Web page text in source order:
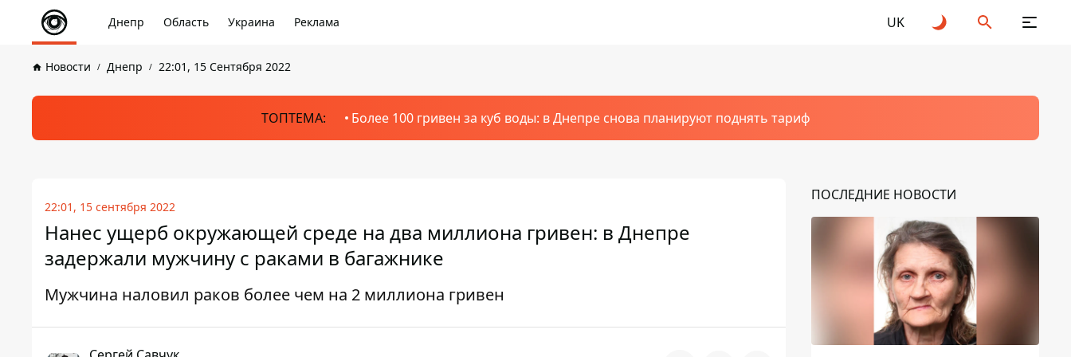
Днепр Область Украина Реклама UK
Новости Днепр 22:01, 15 Сентября 2022
ТОПТЕМА: Более 100 гривен за куб воды: в Днепре снова планируют поднять тариф
22:01, 15 сентября 2022
Нанес ущерб окружающей среде на два миллиона гривен: в Днепре
задержали мужчину с раками в багажнике
Мужчина наловил раков более чем на 2 миллиона гривен
ПОСЛЕДНИЕ НОВОСТИ